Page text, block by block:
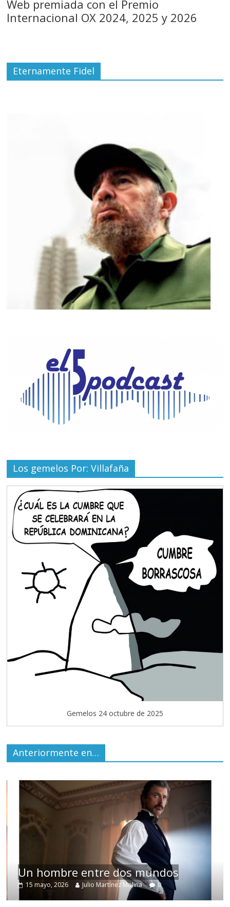
Web premiada con el Premio
Internacional OX 2024, 2025 y 2026
Eternamente Fidel
Los gemelos Por: Villafaña
Gemelos 24 octubre de 2025
Anteriormente en…
Un hombre entre dos mundos
15 mayo, 2026 Julio Martínez Molina 0